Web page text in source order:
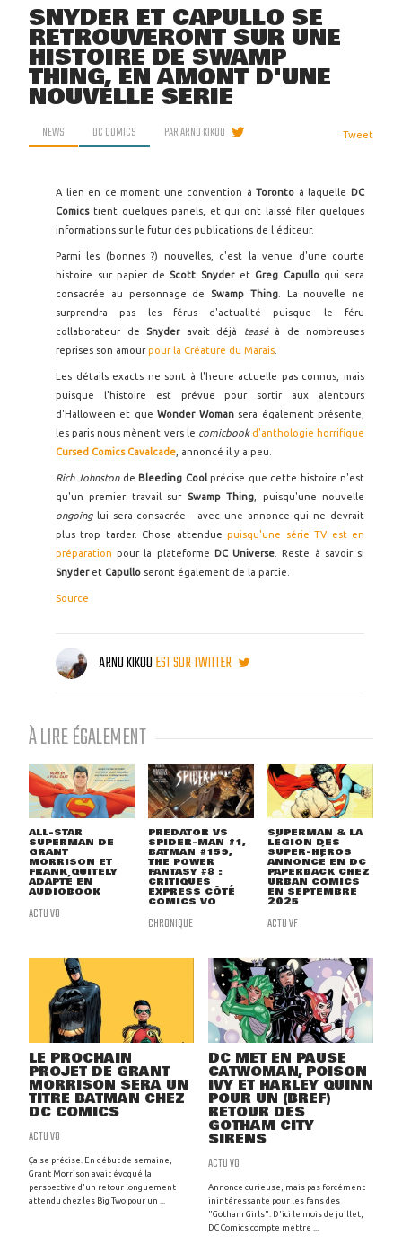
SNYDER ET CAPULLO SE
RETROUVERONT SUR UNE
HISTOIRE DE SWAMP
THING, EN AMONT D'UNE
NOUVELLE SÉRIE
NEWS DC COMICS PARARNO KIKOO Tweet
A lien en ce moment une convention àToronto à laquelle DC
Comics tient quelques panels, et qui ont laissé filer quelques
informations sur le futur des publications de l'éditeur.
Parmi les (bonnes ?) nouvelles, c'est la venue d'une courte
histoire sur papier de Scott Snyder et Greg Capulloqui sera
consacrée au personnage de Swamp Thing. La nouvelle ne
surprendra pas les férus d'actualité puisque le féru
collaborateur de Snyder avait déjà teasé à de nombreuses
reprises son amourpour la Créature du Marais
Les détails exacts ne sont à l'heure actuelle pas connus, mais
puisque l'histoire est prévue pour sortir aux alentours
d'Halloween et queWonder Woman sera également présente,
les paris nous mènent vers le comicbook d'anthologie horrifique
Cursed Comics Cavalcade , annoncé il y a peu.
Rich Johnston de Bleeding Coolprécise que cette histoire n'est
qu'un premier travail sur Swamp Thing , puisqu'une nouvelle
ongoinglui sera consacrée - avec une annonce qui ne devrait
plus trop tarder. Chose attenduepuisqu'une série TV est en
préparation pour la plateforme DC Universe . Reste à savoir si
Snyder et Capullo seront également de la partie.
Source
ARNO KIKOOEST SUR TWITTER
À LIRE ÉGALEMENT
ALL-STAR
SUPERMAN DE
GRANT
MORRISON ET
FRANK QUITELY
ADAPTÉ EN
AUDIOBOOK
ACTU VO
PREDATOR VS
SPIDER-MAN #1,
BATMAN #159,
THE POWER
FANTASY #8 :
CRITIQUES
EXPRESS CÔTÉ
COMICS VO
CHRONIQUE
SUPERMAN & LA
LÉGION DES
SUPER-HÉROS
ANNONCÉ EN DC
PAPERBACK CHEZ
URBAN COMICS
EN SEPTEMBRE
2025
ACTU VF
LE PROCHAIN
PROJET DE GRANT
MORRISON SERA UN
TITRE BATMAN CHEZ
DC COMICS
ACTU VO
Ça se précise. En début de semaine,
Grant Morrison avait évoqué la
perspective d'un retour longuement
attendu chez les Big Two pour un ...
DC MET EN PAUSE
CATWOMAN, POISON
IVY ET HARLEY QUINN
POUR UN (BREF)
RETOUR DES
GOTHAM CITY
SIRENS
ACTU VO
Annonce curieuse, mais pas forcément
inintéressante pour les fans des
"Gotham Girls". D'ici le mois de juillet,
DC Comics compte mettre ...